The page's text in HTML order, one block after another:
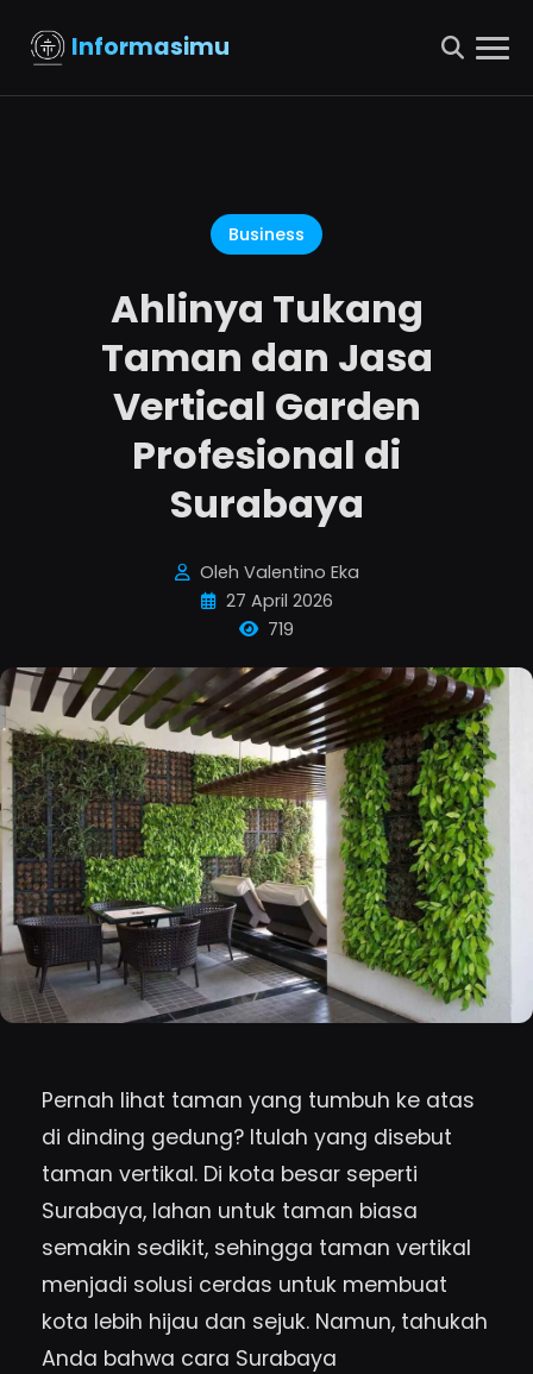
Informasimu
Business
Ahlinya Tukang
Taman dan Jasa
Vertical Garden
Profesional di
Surabaya
Oleh Valentino Eka
27 April 2026
719
Pernah lihat taman yang tumbuh ke atas
di dinding gedung? Itulah yang disebut
taman vertikal. Di kota besar seperti
Surabaya, lahan untuk taman biasa
semakin sedikit, sehingga taman vertikal
menjadi solusi cerdas untuk membuat
kota lebih hijau dan sejuk. Namun, tahukah
Anda bahwa cara Surabaya